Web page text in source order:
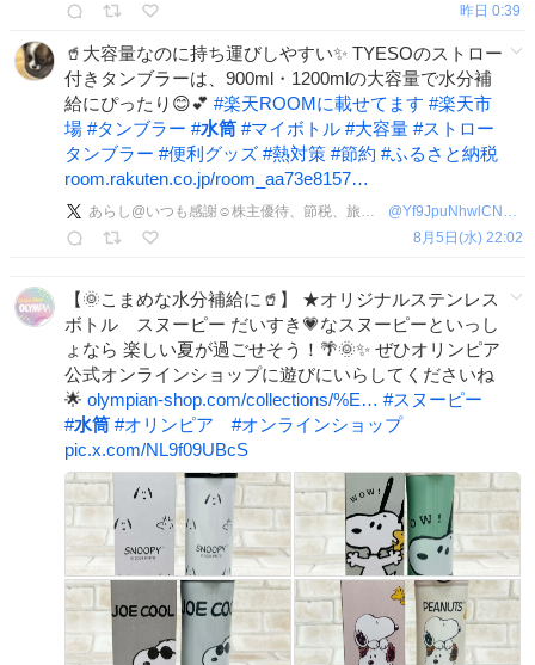
昨日 0:39
🥤大容量なのに持ち運びしやすい✨ TYESOのストロー
付きタンブラーは、900ml・1200mlの大容量で水分補
給にぴったり😊💕 #楽天ROOMに載せてます #楽天市
場 #タンブラー #水筒 #マイボトル #大容量 #ストロー
タンブラー #便利グッズ #熱対策 #節約 #ふるさと納税
room.rakuten.co.jp/room_aa73e8157…
あらし@いつも感謝☺️株主優待、節税、旅好き @Yf9JpuNhwlCNkcE
8月5日(水) 22:02
【🌞こまめな水分補給に🥤】 ★オリジナルステンレス
ボトル スヌーピー だいすき💗なスヌーピーといっし
ょなら 楽しい夏が過ごせそう！🌴🌞✨ ぜひオリンピア
公式オンラインショップに遊びにいらしてくださいね
🌟 olympian-shop.com/collections/%E… #スヌーピー
#水筒 #オリンピア #オンラインショップ
pic.x.com/NL9f09UBcS